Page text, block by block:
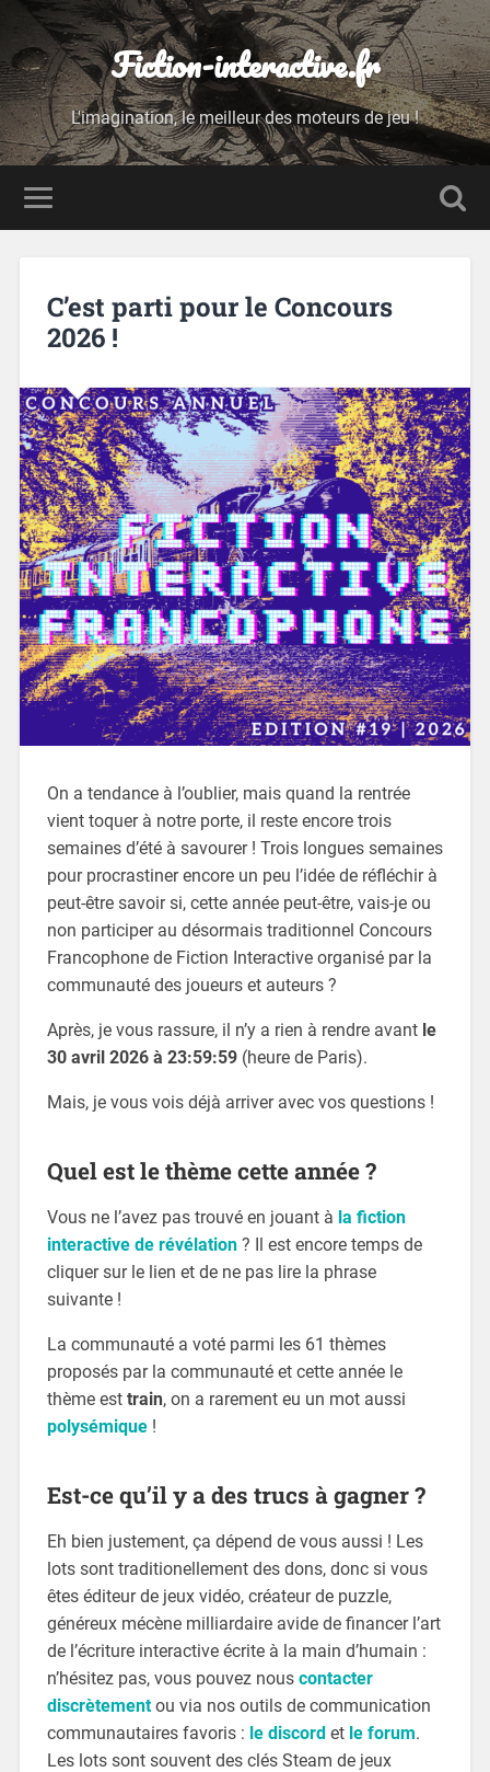
Fiction-interactive.fr
L'imagination, le meilleur des moteurs de jeu !
C’est parti pour le Concours
2026 !
On a tendance à l’oublier, mais quand la rentrée
vient toquer à notre porte, il reste encore trois
semaines d’été à savourer ! Trois longues semaines
pour procrastiner encore un peu l’idée de réfléchir à
peut-être savoir si, cette année peut-être, vais-je ou
non participer au désormais traditionnel Concours
Francophone de Fiction Interactive organisé par la
communauté des joueurs et auteurs ?
Après, je vous rassure, il n’y a rien à rendre avant le
30 avril 2026 à 23:59:59(heure de Paris).
Mais, je vous vois déjà arriver avec vos questions !
Quel est le thème cette année ?
Vous ne l’avez pas trouvé en jouant à la fiction
interactive de révélation? Il est encore temps de
cliquer sur le lien et de ne pas lire la phrase
suivante !
La communauté a voté parmi les 61 thèmes
proposés par la communauté et cette année le
thème est train, on a rarement eu un mot aussi
polysémique!
Est-ce qu’il y a des trucs à gagner ?
Eh bien justement, ça dépend de vous aussi ! Les
lots sont traditionellement des dons, donc si vous
êtes éditeur de jeux vidéo, créateur de puzzle,
généreux mécène milliardaire avide de financer l’art
de l’écriture interactive écrite à la main d’humain :
n’hésitez pas, vous pouvez nous contacter
discrètementou via nos outils de communication
communautaires favoris : le discordet le forum.
Les lots sont souvent des clés Steam de jeux